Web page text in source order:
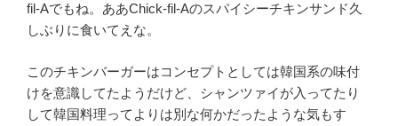
fil-Aでもね。ああChick-fil-Aのスパイシーチキンサンド久
しぶりに食いてえな。
このチキンバーガーはコンセプトとしては韓国系の味付
けを意識してたようだけど、シャンツァイが入ってたり
して韓国料理ってよりは別な何かだったような気もす